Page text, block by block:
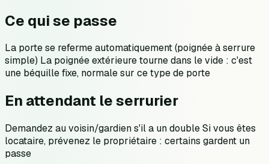
Ce qui se passe
La porte se referme automatiquement (poignée à serrure
simple) La poignée extérieure tourne dans le vide : c'est
une béquille fixe, normale sur ce type de porte
En attendant le serrurier
Demandez au voisin/gardien s'il a un double Si vous êtes
locataire, prévenez le propriétaire : certains gardent un
passe